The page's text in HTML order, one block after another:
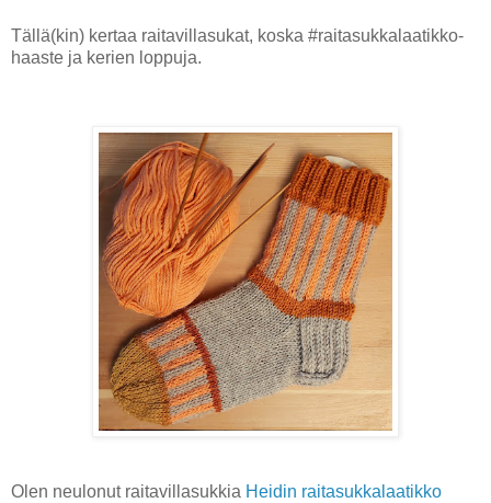
Tällä(kin) kertaa raitavillasukat, koska #raitasukkalaatikko-
haaste ja kerien loppuja.
Olen neulonut raitavillasukkia Heidin raitasukkalaatikko